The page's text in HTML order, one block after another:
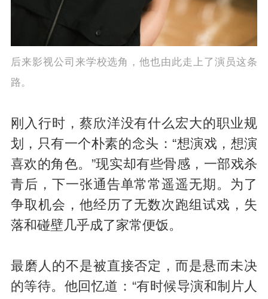
后来影视公司来学校选角，他也由此走上了演员这条
路。
刚入行时，蔡欣洋没有什么宏大的职业规
划，只有一个朴素的念头：“想演戏，想演
喜欢的角色。”现实却有些骨感，一部戏杀
青后，下一张通告单常常遥遥无期。为了
争取机会，他经历了无数次跑组试戏，失
落和碰壁几乎成了家常便饭。
最磨人的不是被直接否定，而是悬而未决
的等待。他回忆道：“有时候导演和制片人